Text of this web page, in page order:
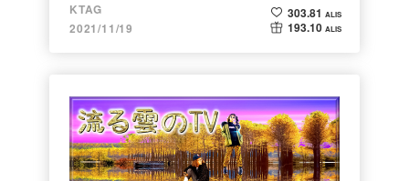
KTAG
2021/11/19
303.81 ALIS
193.10 ALIS